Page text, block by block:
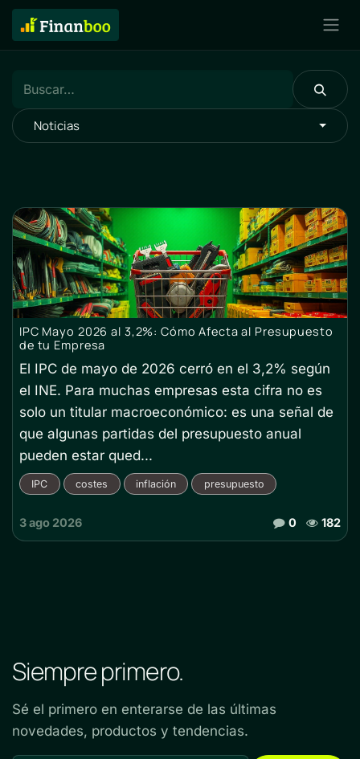
Noticias
IPC Mayo 2026 al 3,2%: Cómo Afecta al Presupuesto
de tu Empresa
El IPC de mayo de 2026 cerró en el 3,2% según
el INE. Para muchas empresas esta cifra no es
solo un titular macroeconómico: es una señal de
que algunas partidas del presupuesto anual
pueden estar qued...
IPC costes inflación presupuesto
3 ago 2026 0 182
Siempre primero.
Sé el primero en enterarse de las últimas
novedades, productos y tendencias.